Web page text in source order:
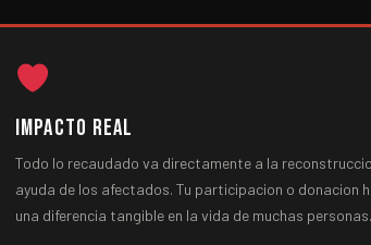
Impacto Real
Todo lo recaudado va directamente a la
ayuda de los afectados. Tu participacion o donacion
una diferencia tangible en la vida de muchas personas.